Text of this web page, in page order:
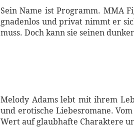
Sein Name ist Programm. MMA
gnadenlos und privat nimmt er
muss. Doch kann sie seinen
Melody Adams lebt mit ihrem
und erotische Liebesromane.
Wert auf glaubhafte Charaktere